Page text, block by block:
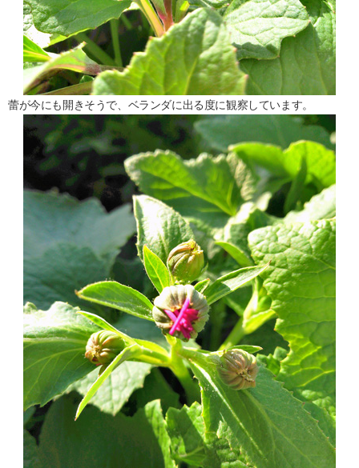
蕾が今にも開きそうで、ベランダに出る度に観察しています。